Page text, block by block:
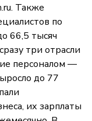
Также
по
66,5 тысяч
три отрасли
персоналом —
до 77
их зарплаты